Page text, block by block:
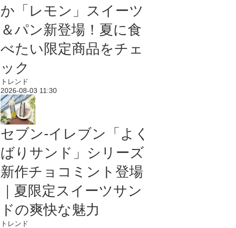
か「レモン」スイーツ
＆パン新登場！夏に食
べたい限定商品をチェ
ック
トレンド
2026-08-03 11:30
セブン‐イレブン「よく
ばりサンド」シリーズ
新作チョコミント登場
｜夏限定スイーツサン
ドの爽快な魅力
トレンド